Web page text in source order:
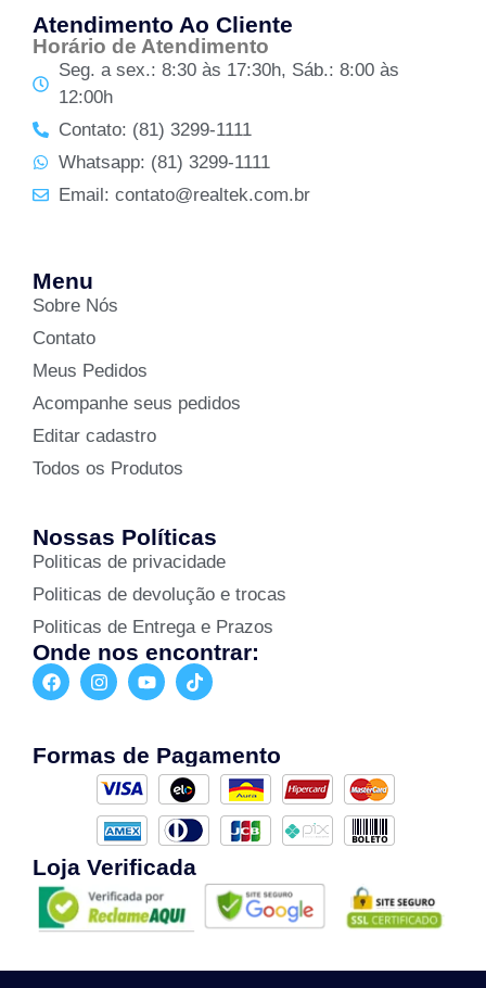
Atendimento Ao Cliente
Horário de Atendimento
Seg. a sex.: 8:30 às 17:30h, Sáb.: 8:00 às
12:00h
Contato: (81) 3299-1111
Whatsapp: (81) 3299-1111
Email: contato@realtek.com.br
Menu
Sobre Nós
Contato
Meus Pedidos
Acompanhe seus pedidos
Editar cadastro
Todos os Produtos
Nossas Políticas
Politicas de privacidade
Politicas de devolução e trocas
Politicas de Entrega e Prazos
Onde nos encontrar:
Formas de Pagamento
Loja Verificada